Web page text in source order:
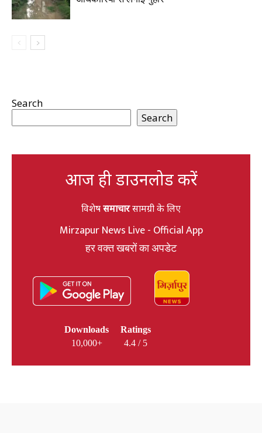
Search
Search
आज ही डाउनलोड करें
विशेषसमाचारसामग्री के लिए
Mirzapur News Live - Official App
हर वक्त खबरों का अपडेट
Downloads
10,000+
Ratings
4.4 / 5